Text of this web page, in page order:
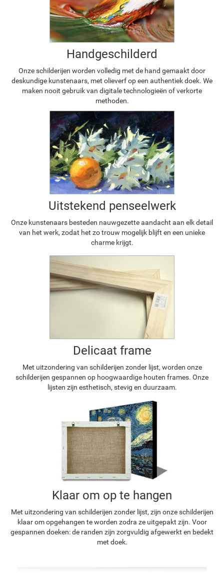
Handgeschilderd
Onze schilderijen worden volledig met de hand gemaakt door
deskundige kunstenaars, met olieverf op een authentiek doek. We
maken nooit gebruik van digitale technologieën of verkorte
methoden.
Uitstekend penseelwerk
Onze kunstenaars besteden nauwgezette aandacht aan elk detail
van het werk, zodat het zo trouw mogelijk blijft en een unieke
charme krijgt.
Delicaat frame
Met uitzondering van schilderijen zonder lijst, worden onze
schilderijen gespannen op hoogwaardige houten frames. Onze
lijsten zijn esthetisch, stevig en duurzaam.
Klaar om op te hangen
Met uitzondering van schilderijen zonder lijst, zijn onze schilderijen
klaar om opgehangen te worden zodra ze uitgepakt zijn. Voor
gespannen doeken: de randen zijn zorgvuldig afgewerkt en bedekt
met doek.